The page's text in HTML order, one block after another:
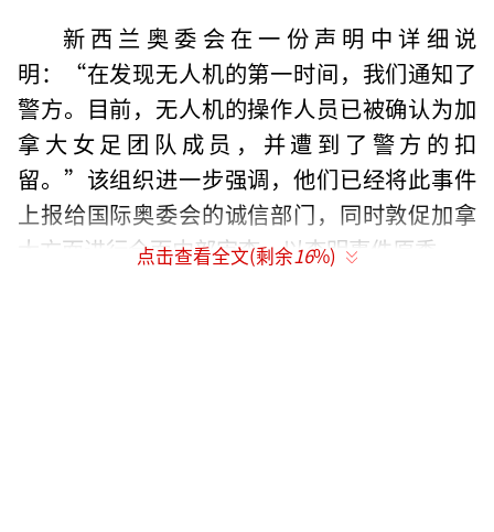
新西兰奥委会在一份声明中详细说
明：“在发现无人机的第一时间，我们通知了
警方。目前，无人机的操作人员已被确认为加
拿大女足团队成员，并遭到了警方的扣
留。”该组织进一步强调，他们已经将此事件
上报给国际奥委会的诚信部门，同时敦促加拿
大方面进行全面内部审查，以查明事件原委。
点击查看全文(剩余16%)